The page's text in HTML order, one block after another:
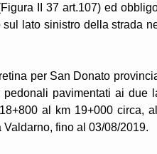
II 37 art.107) ed
lato sinistro della strada
per San Donato
pavimentati ai
al km 19+000 circa,
fino al 03/08/2019.